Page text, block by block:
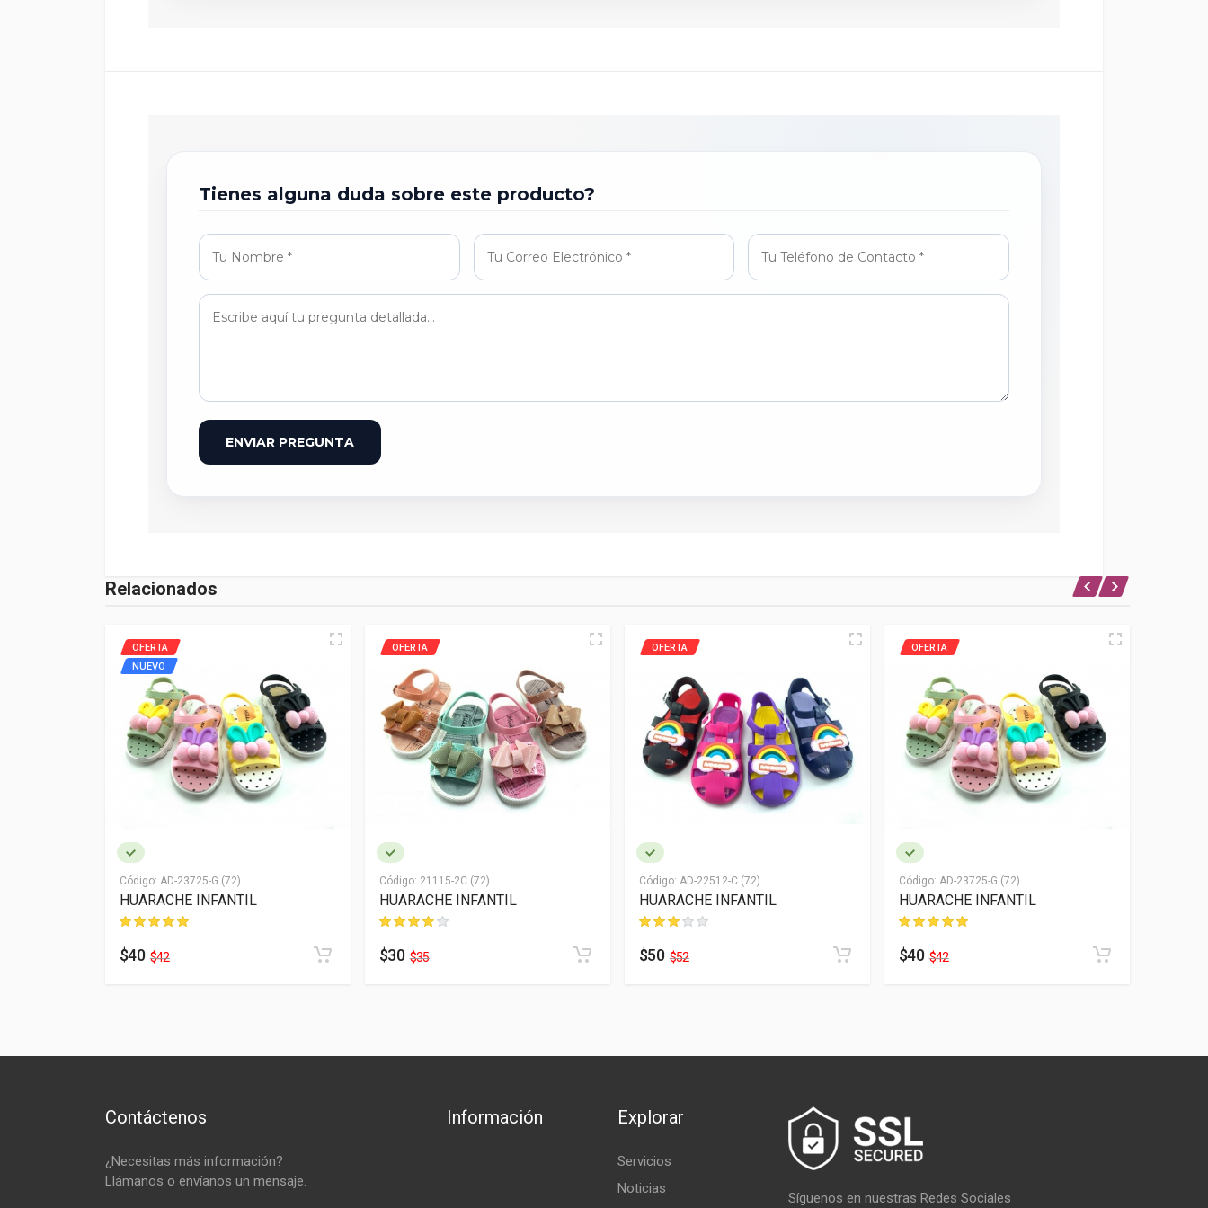
Tienes alguna duda sobre este producto?
ENVIAR PREGUNTA
Relacionados
Código: AD-23725-G (72)
OFERTA
NUEVO
HUARACHE INFANTIL
$40 $42
Código: 21115-2C (72)
OFERTA
HUARACHE INFANTIL
$30 $35
Código: AD-22512-C (72)
OFERTA
HUARACHE INFANTIL
$50 $52
Código: AD-23725-G (72)
OFERTA
HUARACHE INFANTIL
$40 $42
Contáctenos
¿Necesitas más información?
Llámanos o envíanos un mensaje.
Información Explorar
Servicios
Noticias
Síguenos en nuestras Redes Sociales